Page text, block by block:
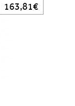
163,81€